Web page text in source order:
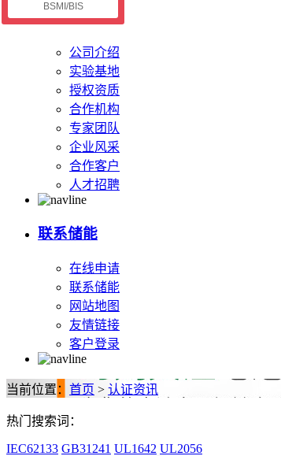
关于储能
公司介绍
实验基地
授权资质
合作机构
专家团队
企业风采
合作客户
人才招聘
联系储能
在线申请
联系储能
网站地图
友情链接
客户登录
当前位置： 首页 > 认证资讯
热门搜索词：
IEC62133 GB31241 UL1642 UL2056
BSMI/BIS